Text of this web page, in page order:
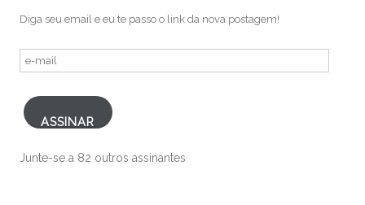
Diga seu email e eu te passo o link da nova postagem!
e-
ASSINAR
Junte-se a 82 outros assinantes